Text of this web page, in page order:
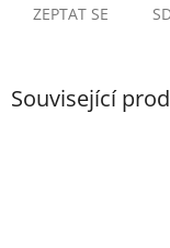
ZEPTAT SE
Související